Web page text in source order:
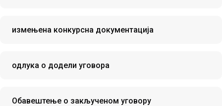
измењена конкурсна документација
одлука о додели уговора
Обавештење о закљученом уговору